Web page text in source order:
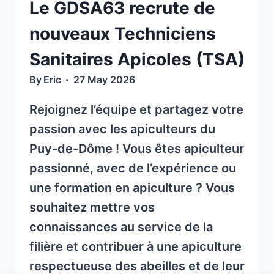
Le GDSA63 recrute de
nouveaux Techniciens
Sanitaires Apicoles (TSA)
By Eric 27 May 2026
Rejoignez l’équipe et partagez votre
passion avec les apiculteurs du
Puy-de-Dôme ! Vous êtes apiculteur
passionné, avec de l’expérience ou
une formation en apiculture ? Vous
souhaitez mettre vos
connaissances au service de la
filière et contribuer à une apiculture
respectueuse des abeilles et de leur